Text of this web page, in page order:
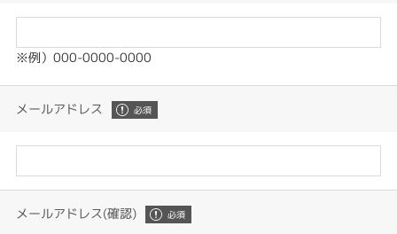
※例）000-0000-0000
メールアドレス
メールアドレス(確認)